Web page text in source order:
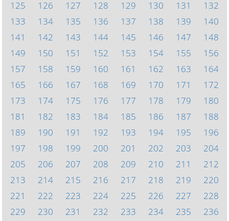
125
126 127 128 129 130 131
132
133
134 135 136 137 138 139
140
141
142 143 144 145 146 147
148
149
150 151 152 153 154 155
156
157
158 159 160 161 162 163
164
165
166 167 168 169 170 171
172
173
174 175 176 177 178 179
180
181
182 183 184 185 186 187
188
189
190 191 192 193 194 195
196
197
198 199 200 201 202 203
204
205
206 207 208 209 210 211
212
213
214 215 216 217 218 219
220
221
222 223 224 225 226 227
228
229
230 231 232 233 234 235
236